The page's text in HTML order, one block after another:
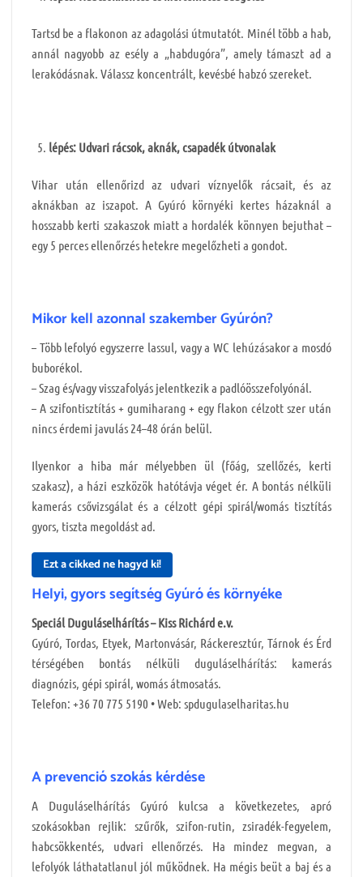
Tartsd be a flakonon az adagolási útmutatót. Minél több a hab,
annál nagyobb az esély a „habdugóra”, amely támaszt ad a
lerakódásnak. Válassz koncentrált, kevésbé habzó szereket.
lépés: Udvari rácsok, aknák, csapadék útvonalak
Vihar után ellenőrizd az udvari víznyelők rácsait, és az
aknákban az iszapot. A Gyúró környéki kertes házaknál a
hosszabb kerti szakaszok miatt a hordalék könnyen bejuthat –
egy 5 perces ellenőrzés hetekre megelőzheti a gondot.
Mikor kell azonnal szakember Gyúrón?
– Több lefolyó egyszerre lassul, vagy a WC lehúzásakor a mosdó
buborékol.
– Szag és/vagy visszafolyás jelentkezik a padlóösszefolyónál.
– A szifontisztítás + gumiharang + egy flakon célzott szer után
nincs érdemi javulás 24–48 órán belül.
Ilyenkor a hiba már mélyebben ül (főág, szellőzés, kerti
szakasz), a házi eszközök hatótávja véget ér. A bontás nélküli
kamerás csővizsgálat és a célzott gépi spirál/womás tisztítás
gyors, tiszta megoldást ad.
Ezt a cikked ne hagyd ki!
Helyi, gyors segítség Gyúró és környéke
Speciál Duguláselhárítás – Kiss Richárd e.v.
Gyúró, Tordas, Etyek, Martonvásár, Ráckeresztúr, Tárnok és Érd
térségében bontás nélküli duguláselhárítás: kamerás
diagnózis, gépi spirál, womás átmosatás.
Telefon: +36 70 775 5190 • Web: spdugulaselharitas.hu
A prevenció szokás kérdése
A Duguláselhárítás Gyúró kulcsa a következetes, apró
szokásokban rejlik: szűrők, szifon-rutin, zsiradék-fegyelem,
habcsökkentés, udvari ellenőrzés. Ha mindez megvan, a
lefolyók láthatatlanul jól működnek. Ha mégis beüt a baj és a